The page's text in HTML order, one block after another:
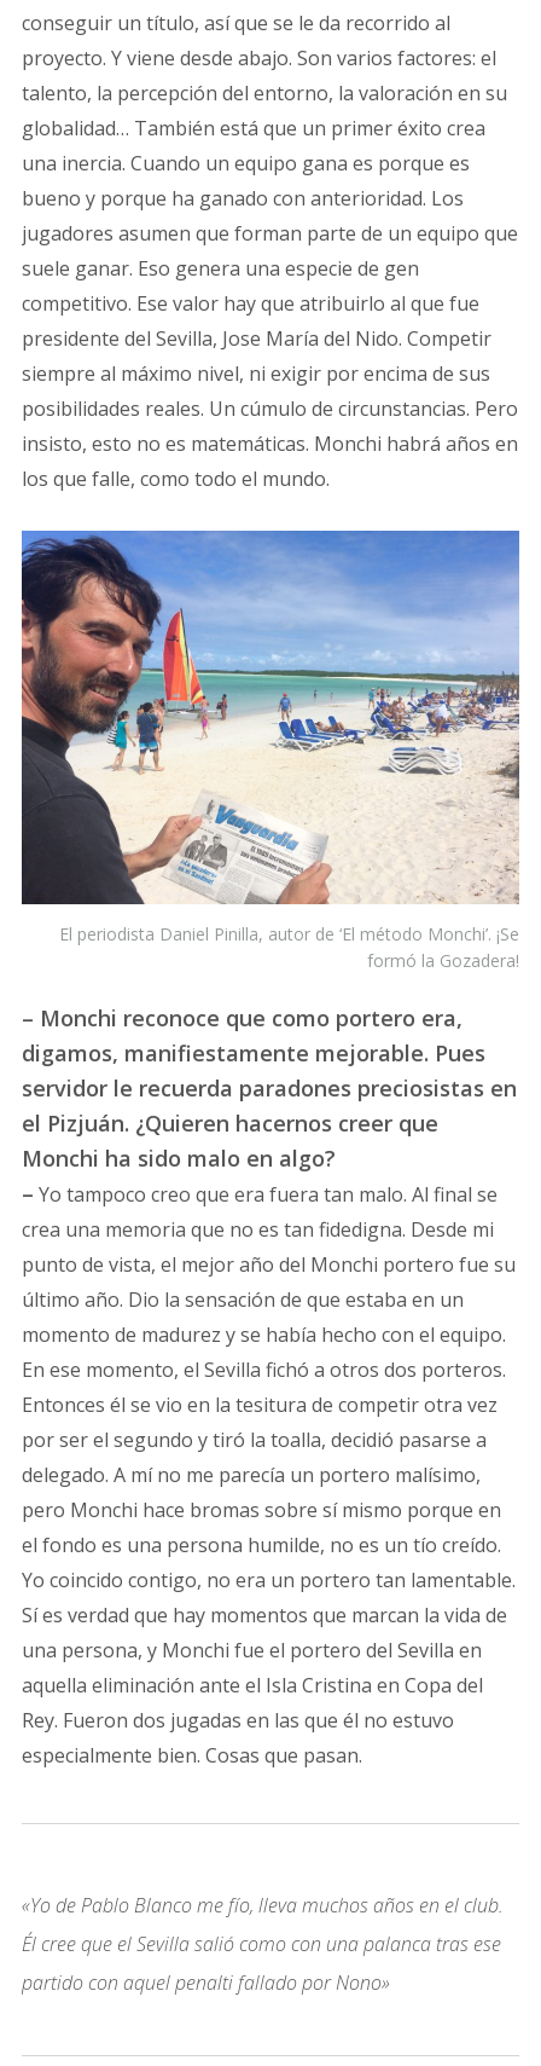
conseguir un título, así que se le da recorrido al
proyecto. Y viene desde abajo. Son varios factores: el
talento, la percepción del entorno, la valoración en su
globalidad… También está que un primer éxito crea
una inercia. Cuando un equipo gana es porque es
bueno y porque ha ganado con anterioridad. Los
jugadores asumen que forman parte de un equipo que
suele ganar. Eso genera una especie de gen
competitivo. Ese valor hay que atribuirlo al que fue
presidente del Sevilla, Jose María del Nido. Competir
siempre al máximo nivel, ni exigir por encima de sus
posibilidades reales. Un cúmulo de circunstancias. Pero
insisto, esto no es matemáticas. Monchi habrá años en
los que falle, como todo el mundo.
El periodista Daniel Pinilla, autor de ‘El método Monchi’. ¡Se
formó la Gozadera!
– Monchi reconoce que como portero era,
digamos, manifiestamente mejorable. Pues
servidor le recuerda paradones preciosistas en
el Pizjuán. ¿Quieren hacernos creer que
Monchi ha sido malo en algo?
– Yo tampoco creo que era fuera tan malo. Al final se
crea una memoria que no es tan fidedigna. Desde mi
punto de vista, el mejor año del Monchi portero fue su
último año. Dio la sensación de que estaba en un
momento de madurez y se había hecho con el equipo.
En ese momento, el Sevilla fichó a otros dos porteros.
Entonces él se vio en la tesitura de competir otra vez
por ser el segundo y tiró la toalla, decidió pasarse a
delegado. A mí no me parecía un portero malísimo,
pero Monchi hace bromas sobre sí mismo porque en
el fondo es una persona humilde, no es un tío creído.
Yo coincido contigo, no era un portero tan lamentable.
Sí es verdad que hay momentos que marcan la vida de
una persona, y Monchi fue el portero del Sevilla en
aquella eliminación ante el Isla Cristina en Copa del
Rey. Fueron dos jugadas en las que él no estuvo
especialmente bien. Cosas que pasan.
«Yo de Pablo Blanco me fío, lleva muchos años en el club.
Él cree que el Sevilla salió como con una palanca tras ese
partido con aquel penalti fallado por Nono»